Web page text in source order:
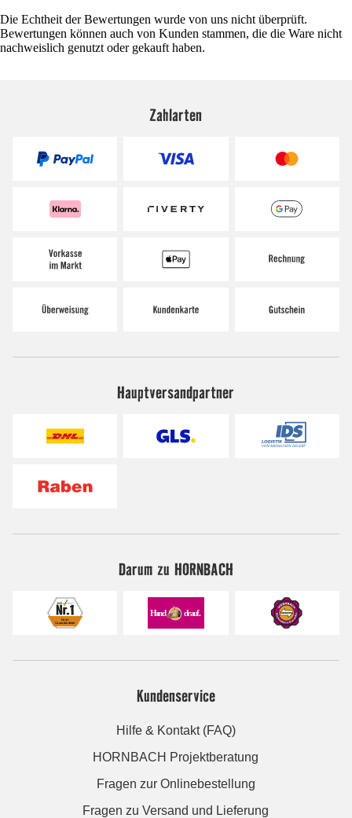
Die Echtheit der Bewertungen wurde von uns nicht überprüft.
Bewertungen können auch von Kunden stammen, die die Ware nicht
nachweislich genutzt oder gekauft haben.
Zahlarten
Hauptversandpartner
Darum zu HORNBACH
Kundenservice
Hilfe & Kontakt (FAQ)
HORNBACH Projektberatung
Fragen zur Onlinebestellung
Fragen zu Versand und Lieferung